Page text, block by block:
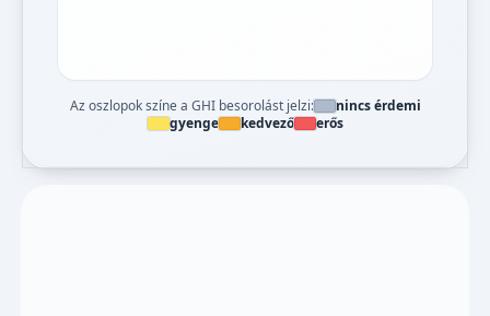
Az oszlopok színe a GHI besorolást jelzi:
nincs érdemi
gyenge
kedvező erős